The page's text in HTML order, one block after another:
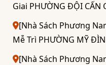
Giai PHƯỜNG ĐỘI CẤN
[Nhà Sách Phương
Mễ Trì PHƯỜNG MỸ
[Nhà Sách Phương